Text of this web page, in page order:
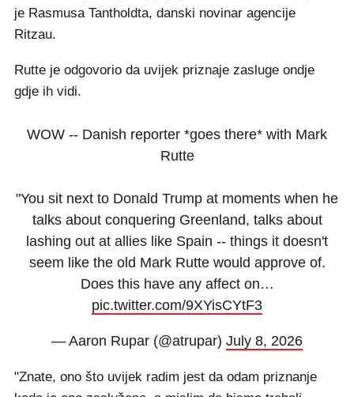
je Rasmusa Tantholdta, danski novinar agencije
Ritzau.
Rutte je odgovorio da uvijek priznaje zasluge ondje
gdje ih vidi.
WOW -- Danish reporter *goes there* with Mark
Rutte
"You sit next to Donald Trump at moments when he
talks about conquering Greenland, talks about
lashing out at allies like Spain -- things it doesn't
seem like the old Mark Rutte would approve of.
Does this have any affect on…
pic.twitter.com/9XYisCYtF3
— Aaron Rupar (@atrupar) July 8, 2026
"Znate, ono što uvijek radim jest da odam priznanje
kada je ono zasluženo, a mislim da bismo trebali